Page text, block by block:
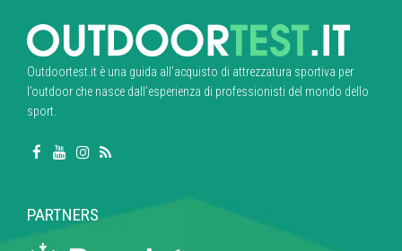
Outdoortest.it è una guida all’acquisto di attrezzatura sportiva per
l’outdoor che nasce dall’esperienza di professionisti del mondo dello
sport.
PARTNERS